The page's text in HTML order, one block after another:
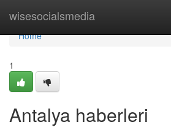
wisesocialsmedia
Home
Home
1
Antalya haberleri